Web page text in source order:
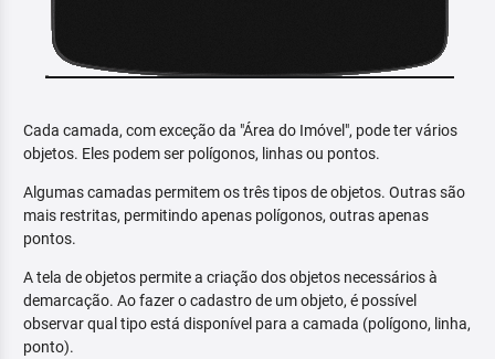
Cada camada, com exceção da "Área do Imóvel", pode ter vários
objetos. Eles podem ser polígonos, linhas ou pontos.
Algumas camadas permitem os três tipos de objetos. Outras são
mais restritas, permitindo apenas polígonos, outras apenas
pontos.
A tela de objetos permite a criação dos objetos necessários à
demarcação. Ao fazer o cadastro de um objeto, é possível
observar qual tipo está disponível para a camada (polígono, linha,
ponto).